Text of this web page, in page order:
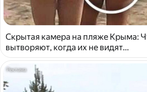
Скрытая камера на пляже Крыма:
вытворяют, когда их не видят...